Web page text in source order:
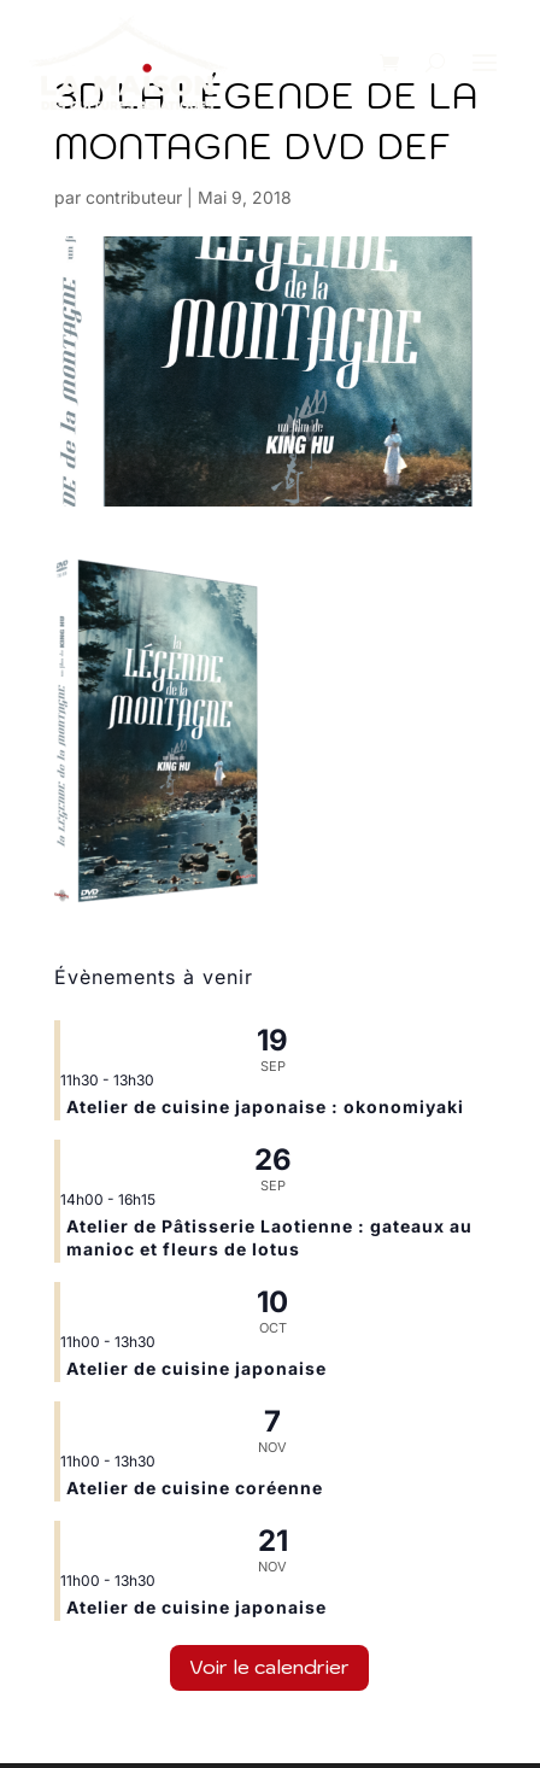
3D LA LÉGENDE DE LA
MONTAGNE DVD DEF
par contributeur| Mai 9, 2018
Évènements à venir
19
SEP
11h30 - 13h30
Atelier de cuisine japonaise : okonomiyaki
26
SEP
14h00 - 16h15
Atelier de Pâtisserie Laotienne : gateaux au
manioc et fleurs de lotus
10
OCT
11h00 - 13h30
Atelier de cuisine japonaise
7
NOV
11h00 - 13h30
Atelier de cuisine coréenne
21
NOV
11h00 - 13h30
Atelier de cuisine japonaise
Voir le calendrier